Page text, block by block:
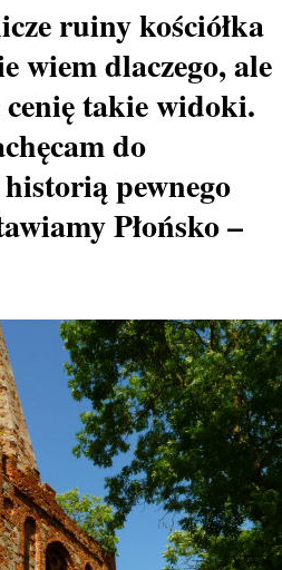
ruiny kościółka
wiem dlaczego, ale
takie widoki.
do
pewnego
Płońsko –